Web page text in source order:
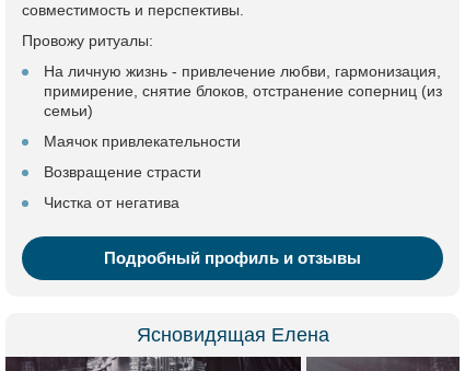
совместимость и перспективы.
Провожу ритуалы:
На личную жизнь - привлечение любви, гармонизация,
примирение, снятие блоков, отстранение соперниц (из
семьи)
Маячок привлекательности
Возвращение страсти
Чистка от негатива
Подробный профиль и отзывы
Ясновидящая Елена